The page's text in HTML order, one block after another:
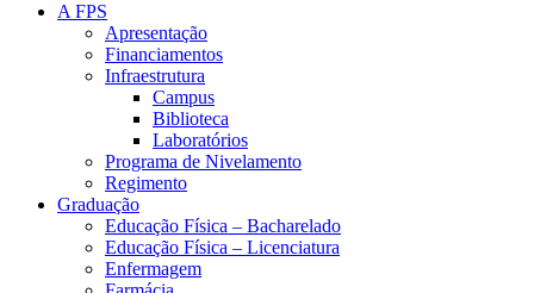
A FPS
Apresentação
Financiamentos
Infraestrutura
Campus
Biblioteca
Laboratórios
Programa de Nivelamento
Regimento
Graduação
Educação Física – Bacharelado
Educação Física – Licenciatura
Enfermagem